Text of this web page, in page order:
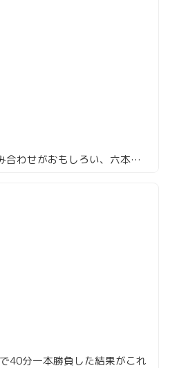
（閉店）焼鳥と割烹の組み合わせがおもしろい、六本木「焼鳥カッポウ 鳥耀」
40分一本勝負した結果がこれ